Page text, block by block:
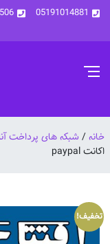
05191014881
خانه/ شبکه های پرداخت
اکانت paypal
تخفیف!